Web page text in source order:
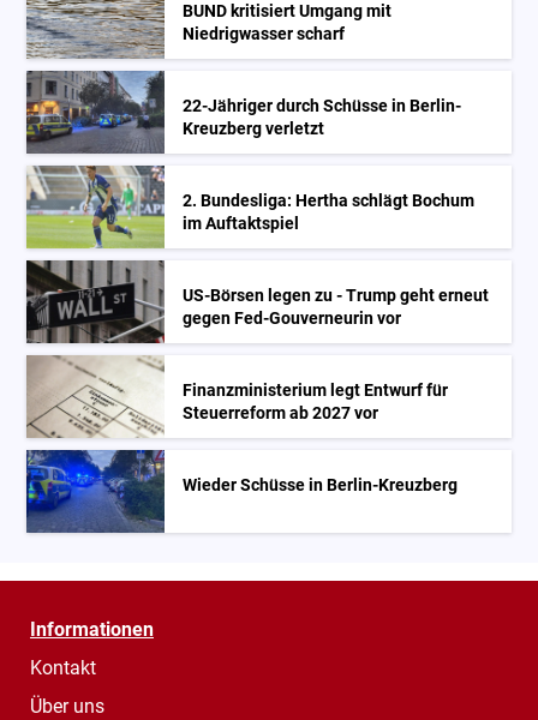
BUND kritisiert Umgang mit
Niedrigwasser scharf
22-Jähriger durch Schüsse in Berlin-
Kreuzberg verletzt
2. Bundesliga: Hertha schlägt Bochum
im Auftaktspiel
US-Börsen legen zu - Trump geht erneut
gegen Fed-Gouverneurin vor
Finanzministerium legt Entwurf für
Steuerreform ab 2027 vor
Wieder Schüsse in Berlin-Kreuzberg
Informationen
Kontakt
Über uns